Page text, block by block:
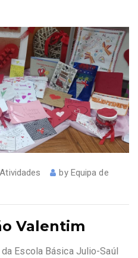
Atividades by Equipa de
Valentim
Escola Básica Julio-Saúl